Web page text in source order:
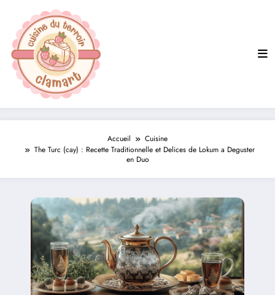
contenu
Accueil
Cuisine
The Turc (cay) : Recette Traditionnelle et Delices de Lokum a Deguster
en Duo